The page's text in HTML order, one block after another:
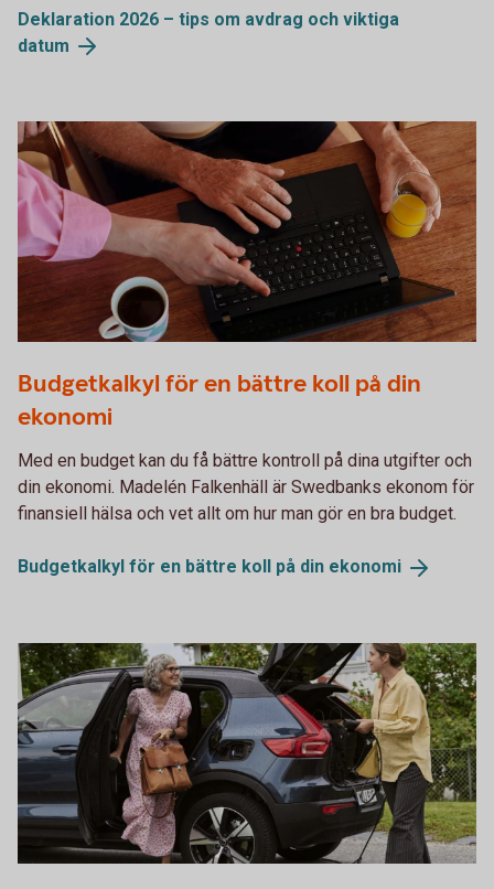
Deklaration 2026 – tips om avdrag och viktiga
datum
Budgetkalkyl för en bättre koll på din
ekonomi
Med en budget kan du få bättre kontroll på dina utgifter och
din ekonomi. Madelén Falkenhäll är Swedbanks ekonom för
finansiell hälsa och vet allt om hur man gör en bra budget.
Budgetkalkyl för en bättre koll på din ekonomi